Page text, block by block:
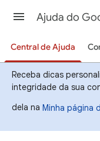
Ajuda do
Central de Ajuda
Receba dicas
integridade da sua
dela na Minha página